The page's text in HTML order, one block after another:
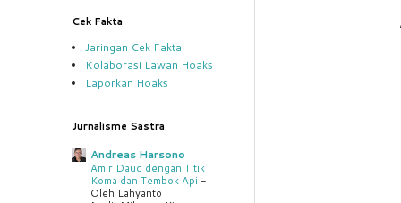
Cek Fakta
Jaringan Cek Fakta
Kolaborasi Lawan Hoaks
Laporkan Hoaks
Jurnalisme Sastra
Andreas Harsono
Amir Daud dengan Titik
Koma dan Tembok Api -
Oleh Lahyanto